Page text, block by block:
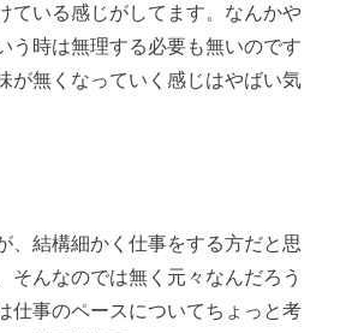
ている感じがしてます。なんかや
う時は無理する必要も無いのです
が無くなっていく感じはやばい気
、結構細かく仕事をする方だと思
そんなのでは無く元々なんだろう
仕事のペースについてちょっと考